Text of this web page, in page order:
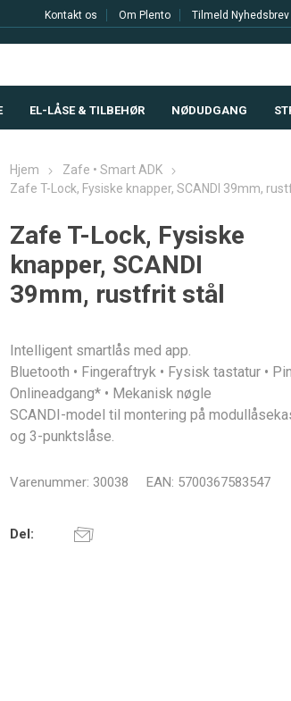
Kontakt os Om Plento Tilmeld Nyhedsbrev
EL-LÅSE & TILBEHØR NØDUDGANG
Hjem
Zafe • Smart ADK
Zafe T-Lock, Fysiske knapper, SCANDI 39mm,
Zafe T-Lock, Fysiske
knapper, SCANDI
39mm, rustfrit stål
Intelligent smartlås med app.
Bluetooth • Fingeraftryk • Fysisk tastatur •
Onlineadgang* • Mekanisk nøgle
SCANDI-model til montering på
og 3-punktslåse.
Varenummer: 30038 EAN: 5700367583547
Del: